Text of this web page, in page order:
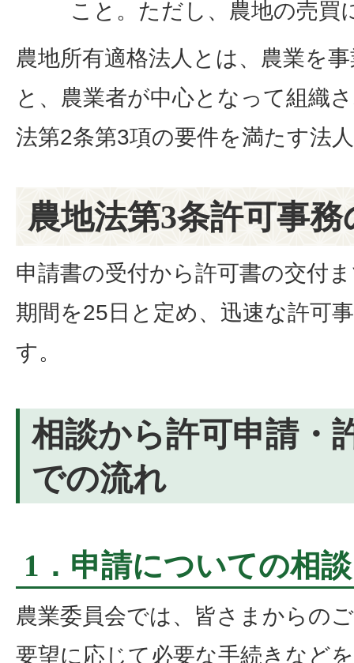
こと。ただし、農地の売買
農地所有適格法人とは、農業を
と、農業者が中心となって組織
法第2条第3項の要件を満たす法
農地法第3条許可事務
申請書の受付から許可書の交付
期間を25日と定め、迅速な許可
す。
相談から許可申請・
での流れ
1．申請についての相談
農業委員会では、皆さまからの
要望に応じて必要な手続きなど